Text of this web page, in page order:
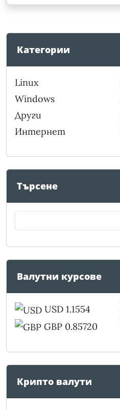
Категории
Linux
Windows
Други
Интернет
Търсене
Валутни курсове
USD 1.1554
GBP 0.85720
Крипто валути